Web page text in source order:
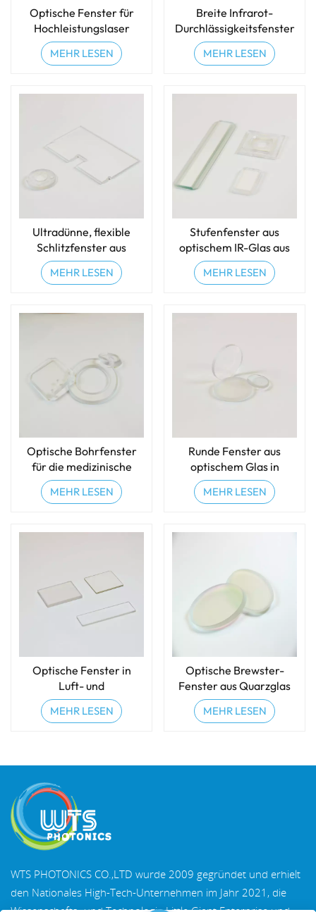
Optische Fenster für
Hochleistungslaser
MEHR LESEN
Breite Infrarot-
Durchlässigkeitsfenster
MEHR LESEN
Ultradünne, flexible
Schlitzfenster aus
optischem Glas
MEHR LESEN
Stufenfenster aus
optischem IR-Glas aus
ZnSe/Ge/Saphir
MEHR LESEN
Optische Bohrfenster
für die medizinische
Bildgebung
MEHR LESEN
Runde Fenster aus
optischem Glas in
Sondergrößen
MEHR LESEN
Optische Fenster in
Luft- und
Raumfahrtqualität für
raue Umgebungen
MEHR LESEN
Optische Brewster-
Fenster aus Quarzglas
MEHR LESEN
WTS PHOTONICS CO.,LTD wurde 2009 gegründet und erhielt
den Nationales High-Tech-Unternehmen im Jahr 2021, die